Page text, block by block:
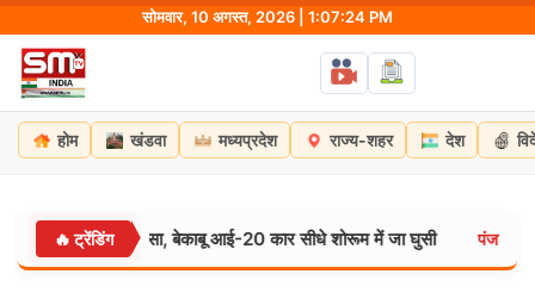
content
सोमवार, 10 अगस्त, 2026 | 1:07:25 PM
होम खंडवा मध्यप्रदेश राज्य-शहर देश
🔥 ट्रेंडिंग
हादसा, बेकाबू आई-20 कार सीधे शोरूम में जा घुसी पंजाब: सोने-चांदी